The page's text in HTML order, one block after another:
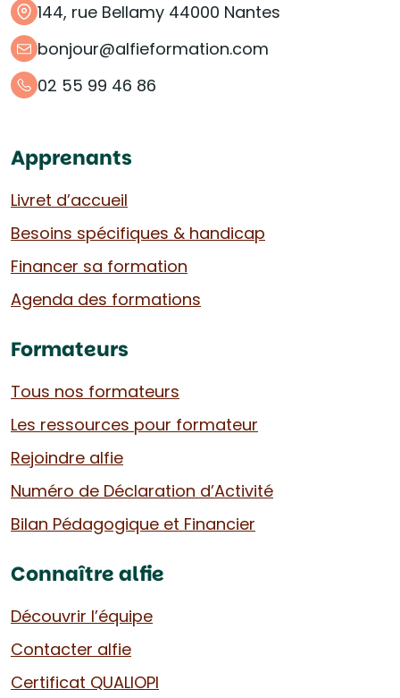
144, rue Bellamy 44000 Nantes
bonjour@alfieformation.com
02 55 99 46 86
Apprenants
Livret d’accueil
Besoins spécifiques & handicap
Financer sa formation
Agenda des formations
Formateurs
Tous nos formateurs
Les ressources pour formateur
Rejoindre alfie
Numéro de Déclaration d’Activité
Bilan Pédagogique et Financier
Connaître alfie
Découvrir l’équipe
Contacter alfie
Certificat QUALIOPI